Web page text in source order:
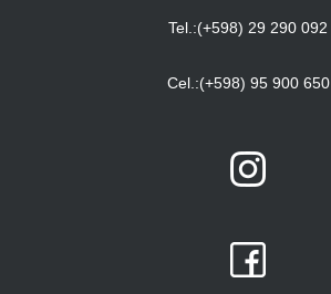
Tel.:(+598) 29 290 092
Cel.:(+598) 95 900 650